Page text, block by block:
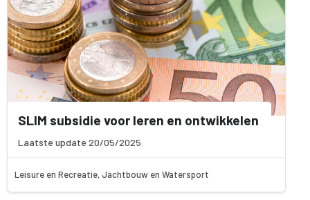
SLIM subsidie voor leren en ontwikkelen
Laatste update 20/05/2025
Leisure en Recreatie, Jachtbouw en Watersport